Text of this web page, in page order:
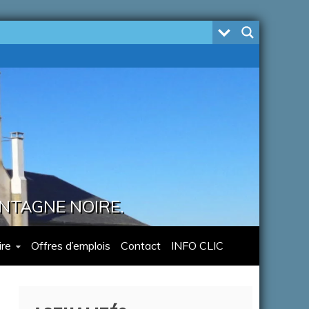
NOIRE.
Offres d’emplois Contact INFO CLIC